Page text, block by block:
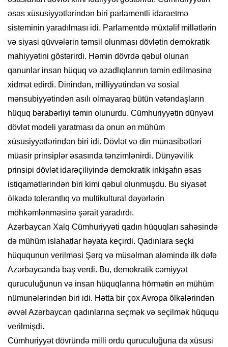
əsas xüsusiyyətlərindən biri parlamentli idarəetmə
sisteminin yaradılması idi. Parlamentdə müxtəlif millətlərin
və siyasi qüvvələrin təmsil olunması dövlətin demokratik
mahiyyətini göstərirdi. Həmin dövrdə qəbul olunan
qanunlar insan hüquq və azadlıqlarının təmin edilməsinə
xidmət edirdi. Dinindən, milliyyətindən və sosial
mənsubiyyətindən asılı olmayaraq bütün vətəndaşların
hüquq bərabərliyi təmin olunurdu. Cümhuriyyətin dünyəvi
dövlət modeli yaratması da onun ən mühüm
xüsusiyyətlərindən biri idi. Dövlət və din münasibətləri
müasir prinsiplər əsasında tənzimlənirdi. Dünyəvilik
prinsipi dövlət idarəçiliyində demokratik inkişafın əsas
istiqamətlərindən biri kimi qəbul olunmuşdu. Bu siyasət
ölkədə tolerantlıq və multikultural dəyərlərin
möhkəmlənməsinə şərait yaradırdı.
Azərbaycan Xalq Cümhuriyyəti qadın hüquqları sahəsində
də mühüm islahatlar həyata keçirdi. Qadınlara seçki
hüququnun verilməsi Şərq və müsəlman aləmində ilk dəfə
Azərbaycanda baş verdi. Bu, demokratik cəmiyyət
quruculuğunun və insan hüquqlarına hörmətin ən mühüm
nümunələrindən biri idi. Hətta bir çox Avropa ölkələrindən
əvvəl Azərbaycan qadınlarına seçmək və seçilmək hüququ
verilmişdi.
Cümhuriyyət dövründə milli ordu quruculuğuna da xüsusi